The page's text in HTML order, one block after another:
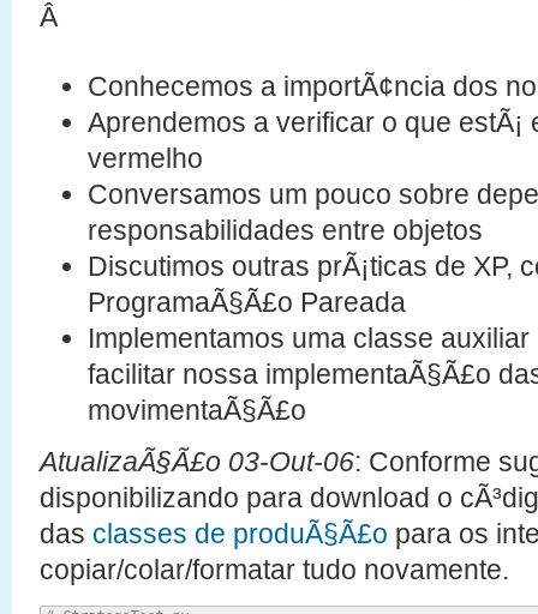
Â
Conhecemos a importÃ¢ncia dos
Aprendemos a verificar o que
vermelho
Conversamos um pouco sobre
responsabilidades entre objetos
Discutimos outras prÃ¡ticas de XP,
ProgramaÃ§Ã£o Pareada
Implementamos uma classe
facilitar nossa implementaÃ§Ã£o
movimentaÃ§Ã£o
AtualizaÃ§Ã£o 03-Out-06: Conforme
disponibilizando para download o
das classes de produÃ§Ã£o para os
copiar/colar/formatar tudo novamente.